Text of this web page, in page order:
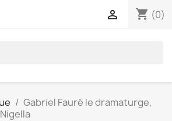
shopping_cart (0)

Gabriel Fauré le dramaturge,